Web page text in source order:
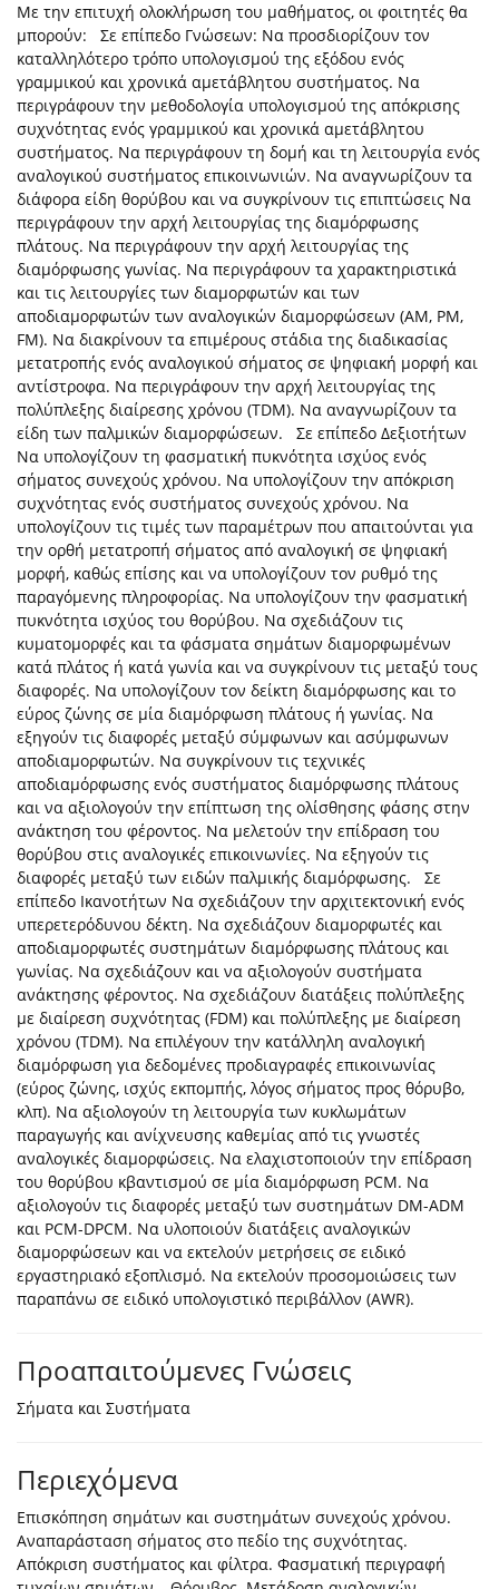
Με την επιτυχή ολοκλήρωση του μαθήματος, οι φοιτητές θα
μπορούν: Σε επίπεδο Γνώσεων: Να προσδιορίζουν τον
καταλληλότερο τρόπο υπολογισμού της εξόδου ενός
γραμμικού και χρονικά αμετάβλητου συστήματος. Να
περιγράφουν την μεθοδολογία υπολογισμού της απόκρισης
συχνότητας ενός γραμμικού και χρονικά αμετάβλητου
συστήματος. Να περιγράφουν τη δομή και τη λειτουργία ενός
αναλογικού συστήματος επικοινωνιών. Να αναγνωρίζουν τα
διάφορα είδη θορύβου και να συγκρίνουν τις επιπτώσεις Να
περιγράφουν την αρχή λειτουργίας της διαμόρφωσης
πλάτους. Να περιγράφουν την αρχή λειτουργίας της
διαμόρφωσης γωνίας. Να περιγράφουν τα χαρακτηριστικά
και τις λειτουργίες των διαμορφωτών και των
αποδιαμορφωτών των αναλογικών διαμορφώσεων (AM, PM,
FM). Να διακρίνουν τα επιμέρους στάδια της διαδικασίας
μετατροπής ενός αναλογικού σήματος σε ψηφιακή μορφή και
αντίστροφα. Να περιγράφουν την αρχή λειτουργίας της
πολύπλεξης διαίρεσης χρόνου (TDM). Να αναγνωρίζουν τα
είδη των παλμικών διαμορφώσεων. Σε επίπεδο Δεξιοτήτων
Να υπολογίζουν τη φασματική πυκνότητα ισχύος ενός
σήματος συνεχούς χρόνου. Να υπολογίζουν την απόκριση
συχνότητας ενός συστήματος συνεχούς χρόνου. Να
υπολογίζουν τις τιμές των παραμέτρων που απαιτούνται για
την ορθή μετατροπή σήματος από αναλογική σε ψηφιακή
μορφή, καθώς επίσης και να υπολογίζουν τον ρυθμό της
παραγόμενης πληροφορίας. Να υπολογίζουν την φασματική
πυκνότητα ισχύος του θορύβου. Να σχεδιάζουν τις
κυματομορφές και τα φάσματα σημάτων διαμορφωμένων
κατά πλάτος ή κατά γωνία και να συγκρίνουν τις μεταξύ τους
διαφορές. Να υπολογίζουν τον δείκτη διαμόρφωσης και το
εύρος ζώνης σε μία διαμόρφωση πλάτους ή γωνίας. Να
εξηγούν τις διαφορές μεταξύ σύμφωνων και ασύμφωνων
αποδιαμορφωτών. Να συγκρίνουν τις τεχνικές
αποδιαμόρφωσης ενός συστήματος διαμόρφωσης πλάτους
και να αξιολογούν την επίπτωση της ολίσθησης φάσης στην
ανάκτηση του φέροντος. Να μελετούν την επίδραση του
θορύβου στις αναλογικές επικοινωνίες. Να εξηγούν τις
διαφορές μεταξύ των ειδών παλμικής διαμόρφωσης. Σε
επίπεδο Ικανοτήτων Να σχεδιάζουν την αρχιτεκτονική ενός
υπερετερόδυνου δέκτη. Να σχεδιάζουν διαμορφωτές και
αποδιαμορφωτές συστημάτων διαμόρφωσης πλάτους και
γωνίας. Να σχεδιάζουν και να αξιολογούν συστήματα
ανάκτησης φέροντος. Να σχεδιάζουν διατάξεις πολύπλεξης
με διαίρεση συχνότητας (FDM) και πολύπλεξης με διαίρεση
χρόνου (TDM). Να επιλέγουν την κατάλληλη αναλογική
διαμόρφωση για δεδομένες προδιαγραφές επικοινωνίας
(εύρος ζώνης, ισχύς εκπομπής, λόγος σήματος προς θόρυβο,
κλπ). Να αξιολογούν τη λειτουργία των κυκλωμάτων
παραγωγής και ανίχνευσης καθεμίας από τις γνωστές
αναλογικές διαμορφώσεις. Να ελαχιστοποιούν την επίδραση
του θορύβου κβαντισμού σε μία διαμόρφωση PCM. Να
αξιολογούν τις διαφορές μεταξύ των συστημάτων DM-ADM
και PCM-DPCM. Να υλοποιούν διατάξεις αναλογικών
διαμορφώσεων και να εκτελούν μετρήσεις σε ειδικό
εργαστηριακό εξοπλισμό. Να εκτελούν προσομοιώσεις των
παραπάνω σε ειδικό υπολογιστικό περιβάλλον (AWR).
Προαπαιτούμενες Γνώσεις
Σήματα και Συστήματα
Περιεχόμενα
Επισκόπηση σημάτων και συστημάτων συνεχούς χρόνου.
Αναπαράσταση σήματος στο πεδίο της συχνότητας.
Απόκριση συστήματος και φίλτρα. Φασματική περιγραφή